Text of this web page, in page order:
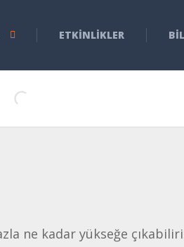
ETKINLIKLER